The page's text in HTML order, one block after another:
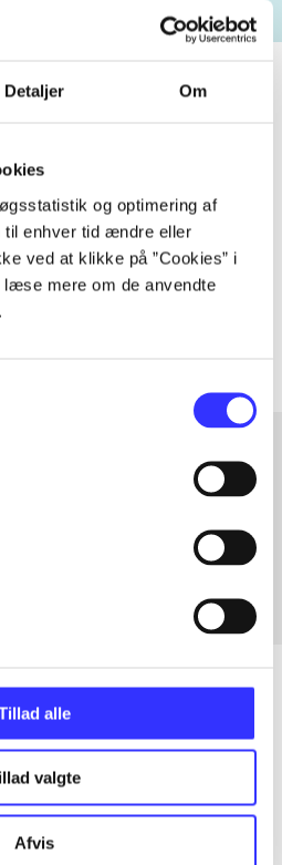
Detaljer Om
og optimering af
til enhver tid ændre eller
ved at klikke på ”Cookies” i
læse mere om de anvendte
alle
valgte
Afvis
sit amet ...
på udgivelser